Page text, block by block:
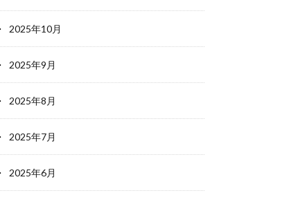
2025年10月
2025年9月
2025年8月
2025年7月
2025年6月